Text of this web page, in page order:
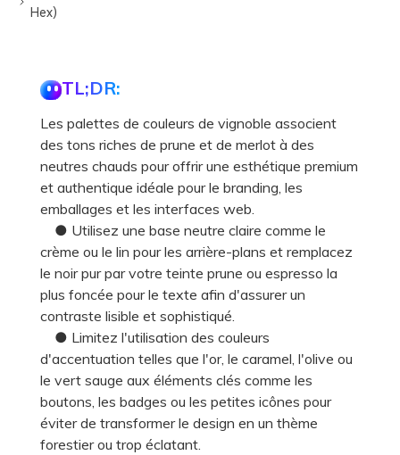
Hex)
TL;DR:
Les palettes de couleurs de vignoble associent
des tons riches de prune et de merlot à des
neutres chauds pour offrir une esthétique premium
et authentique idéale pour le branding, les
emballages et les interfaces web.
● Utilisez une base neutre claire comme le
crème ou le lin pour les arrière-plans et remplacez
le noir pur par votre teinte prune ou espresso la
plus foncée pour le texte afin d'assurer un
contraste lisible et sophistiqué.
● Limitez l'utilisation des couleurs
d'accentuation telles que l'or, le caramel, l'olive ou
le vert sauge aux éléments clés comme les
boutons, les badges ou les petites icônes pour
éviter de transformer le design en un thème
forestier ou trop éclatant.